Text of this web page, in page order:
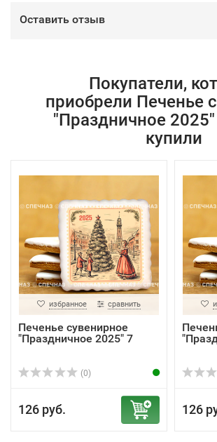
Оставить отзыв
Покупатели,
приобрели Печенье
"Праздничное
купили
избранное сравнить
Печенье сувенирное
"Праздничное 2025" 7
(0)
126 руб. 126